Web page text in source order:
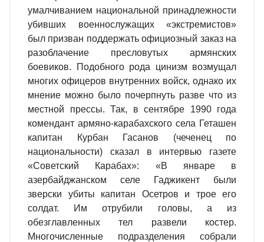
умалчиванием национальной принадлежности
убивших военнослужащих «экстремистов»
был призван поддержать официозный заказ на
разоблачение пресловутых армянских
боевиков. Подобного рода цинизм возмущал
многих офицеров внутренних войск, однако их
мнение можно было почерпнуть разве что из
местной прессы. Так, в сентябре 1990 года
комендант армяно-карабахского села Геташен
капитан Курбан Гасанов (чеченец по
национальности) сказал в интервью газете
«Советский Карабах»: «В январе в
азербайджанском селе Гаджикент были
зверски убиты капитан Осетров и трое его
солдат. Им отрубили головы, а из
обезглавленных тел развели костер.
Многочисленные подразделения собрали